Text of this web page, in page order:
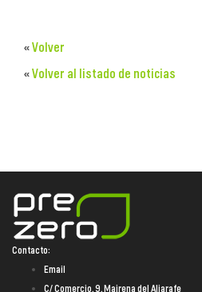
«Volver
«Volver al listado de noticias
Contacto:
Email
C/ Comercio, 9. Mairena del Aljarafe